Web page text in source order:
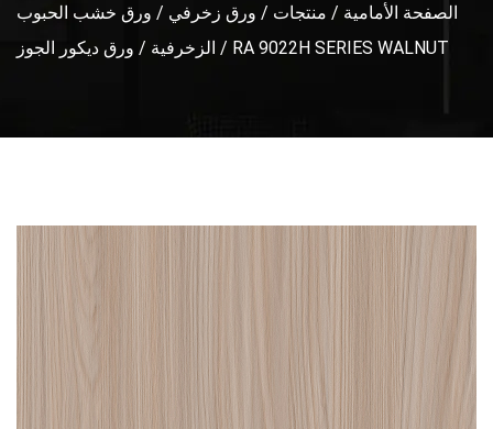
الصفحة الأمامية / منتجات / ورق زخرفي / ورق خشب الحبوب
الزخرفية / ورق ديكور الجوز / RA 9022H SERIES WALNUT